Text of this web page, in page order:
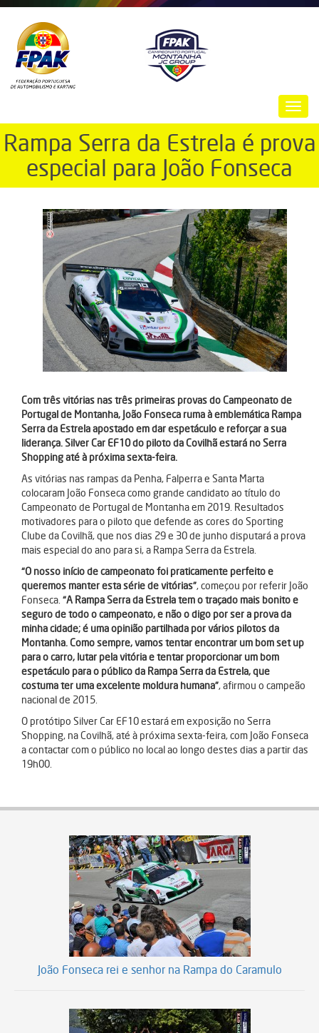
conteúdo
principal
Rampa Serra da Estrela é prova
especial para João Fonseca
Com três vitórias nas três primeiras provas do Campeonato de
Portugal de Montanha, João Fonseca ruma à emblemática Rampa
Serra da Estrela apostado em dar espetáculo e reforçar a sua
liderança. Silver Car EF10 do piloto da Covilhã estará no Serra
Shopping até à próxima sexta-feira.
As vitórias nas rampas da Penha, Falperra e Santa Marta
colocaram João Fonseca como grande candidato ao título do
Campeonato de Portugal de Montanha em 2019. Resultados
motivadores para o piloto que defende as cores do Sporting
Clube da Covilhã, que nos dias 29 e 30 de junho disputará a prova
mais especial do ano para si, a Rampa Serra da Estrela.
“O nosso início de campeonato foi praticamente perfeito e
queremos manter esta série de vitórias”, começou por referir João
Fonseca. “A Rampa Serra da Estrela tem o traçado mais bonito e
seguro de todo o campeonato, e não o digo por ser a prova da
minha cidade; é uma opinião partilhada por vários pilotos da
Montanha. Como sempre, vamos tentar encontrar um bom set up
para o carro, lutar pela vitória e tentar proporcionar um bom
espetáculo para o público da Rampa Serra da Estrela, que
costuma ter uma excelente moldura humana”, afirmou o campeão
nacional de 2015.
O protótipo Silver Car EF10 estará em exposição no Serra
Shopping, na Covilhã, até à próxima sexta-feira, com João Fonseca
a contactar com o público no local ao longo destes dias a partir das
19h00.
João Fonseca rei e senhor na Rampa do Caramulo